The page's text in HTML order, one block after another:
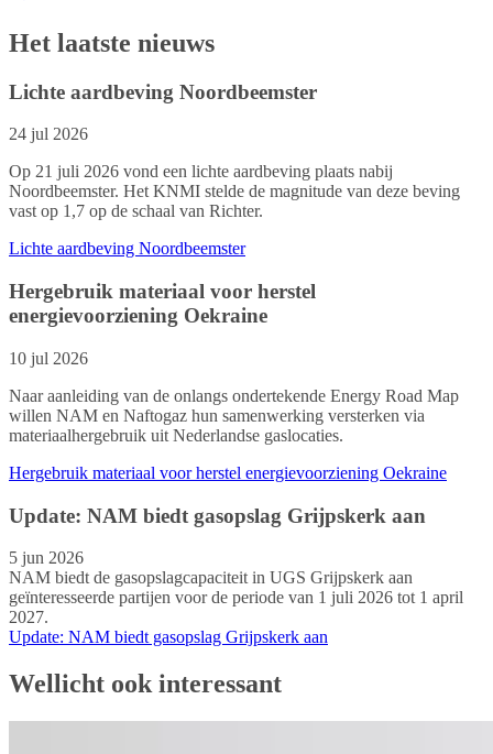
Het laatste nieuws
Lichte aardbeving Noordbeemster
24 jul 2026
Op 21 juli 2026 vond een lichte aardbeving plaats nabij
Noordbeemster. Het KNMI stelde de magnitude van deze beving
vast op 1,7 op de schaal van Richter.
Lichte aardbeving Noordbeemster
Hergebruik materiaal voor herstel
energievoorziening Oekraine
10 jul 2026
Naar aanleiding van de onlangs ondertekende Energy Road Map
willen NAM en Naftogaz hun samenwerking versterken via
materiaalhergebruik uit Nederlandse gaslocaties.
Hergebruik materiaal voor herstel energievoorziening Oekraine
Update: NAM biedt gasopslag Grijpskerk aan
5 jun 2026
NAM biedt de gasopslagcapaciteit in UGS Grijpskerk aan
geïnteresseerde partijen voor de periode van 1 juli 2026 tot 1 april
2027.
Update: NAM biedt gasopslag Grijpskerk aan
Wellicht ook interessant